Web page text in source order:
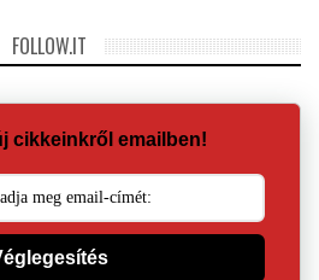
FOLLOW.IT
cikkeinkről emailben!